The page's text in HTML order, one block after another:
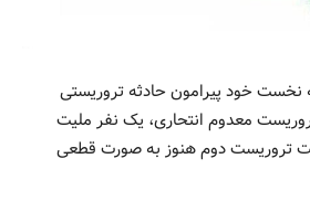
نخست خود پیرامون حادثه‌‌ تروریستی
معدوم انتحاری، یک نفر ملیت
تروریست دوم هنوز به صورت قطعی